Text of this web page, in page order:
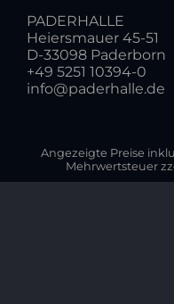
PADERHALLE
Heiersmauer 45-51
D-33098 Paderborn
+49 5251 10394-0
info@paderhalle.de
Angezeigte Preise
Mehrwertsteuer